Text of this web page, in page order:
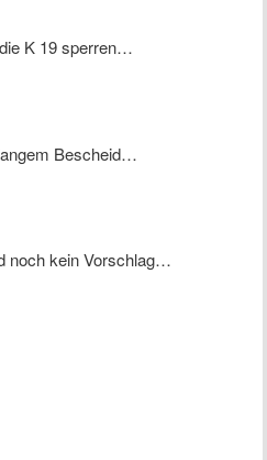
K 19 sperren…
Bescheid…
noch kein Vorschlag…